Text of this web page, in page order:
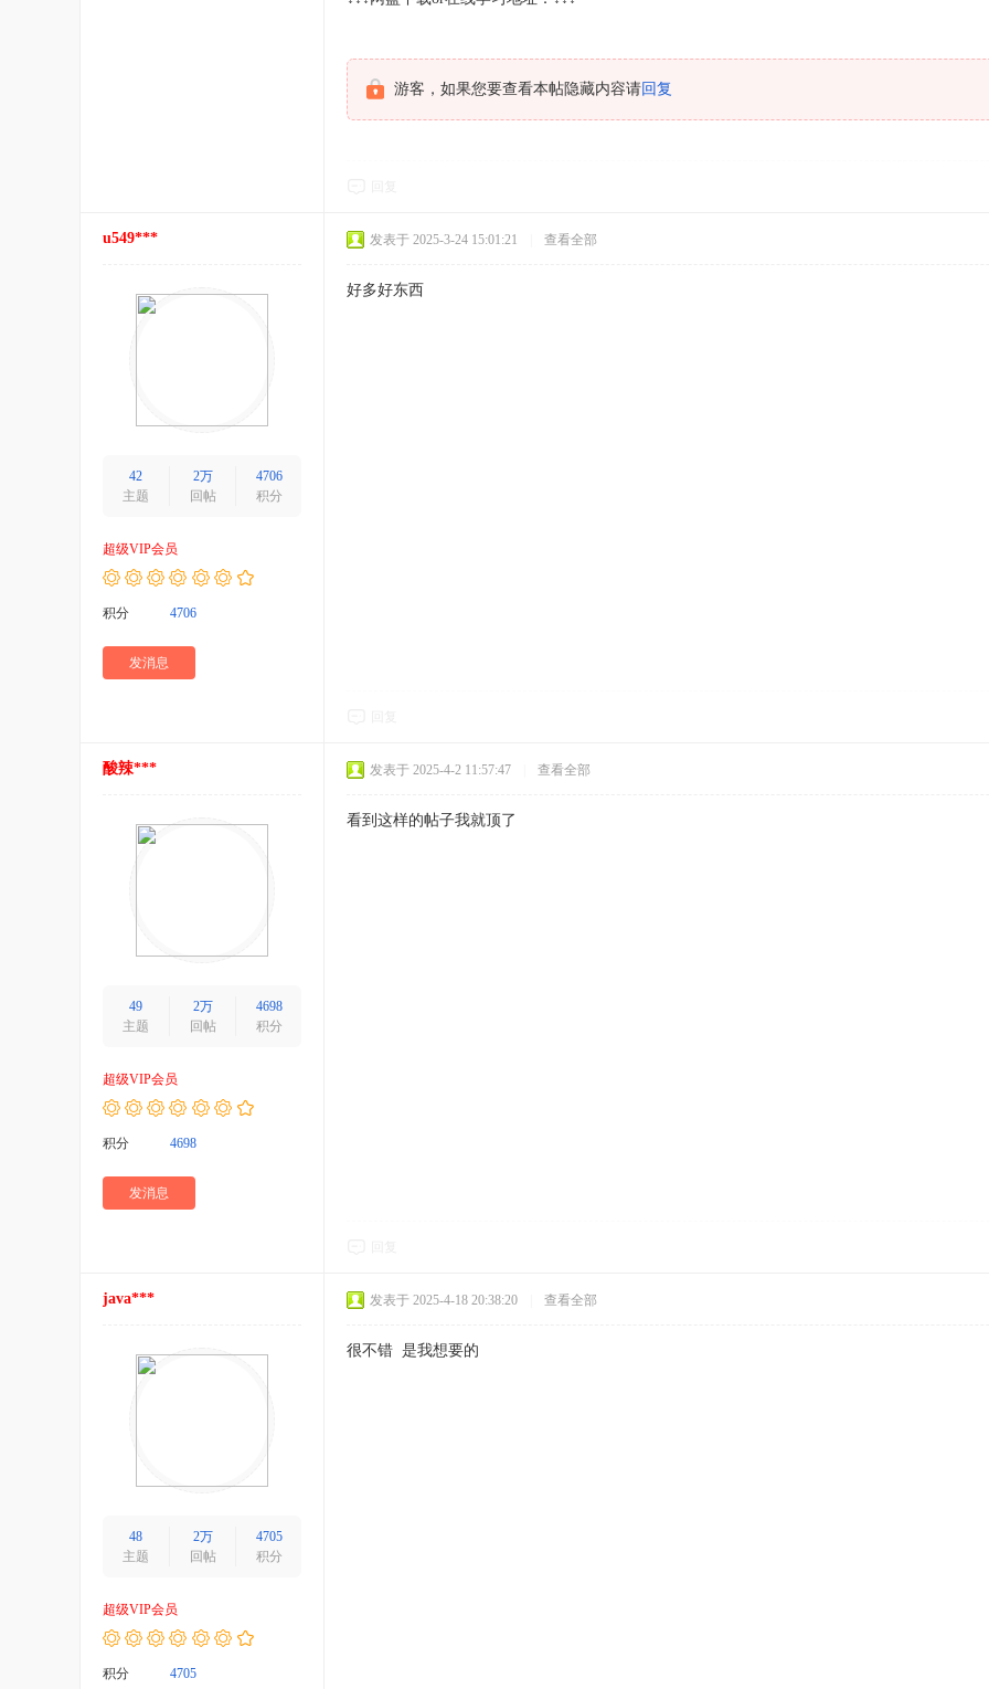
游客，如果您要查看本帖隐藏内容请回复
u549***
42
主题
2万
回帖
4706
积分
超级VIP会员
积分 4706
发消息
发表于 2025-3-24 15:01:21 查看全部
好多好东西
酸辣***
49
主题
2万
回帖
4698
积分
超级VIP会员
积分 4698
发消息
发表于 2025-4-2 11:57:47 查看全部
看到这样的帖子我就顶了
java***
48
主题
2万
回帖
4705
积分
超级VIP会员
积分 4705
发表于 2025-4-18 20:38:20 查看全部
很不错 是我想要的